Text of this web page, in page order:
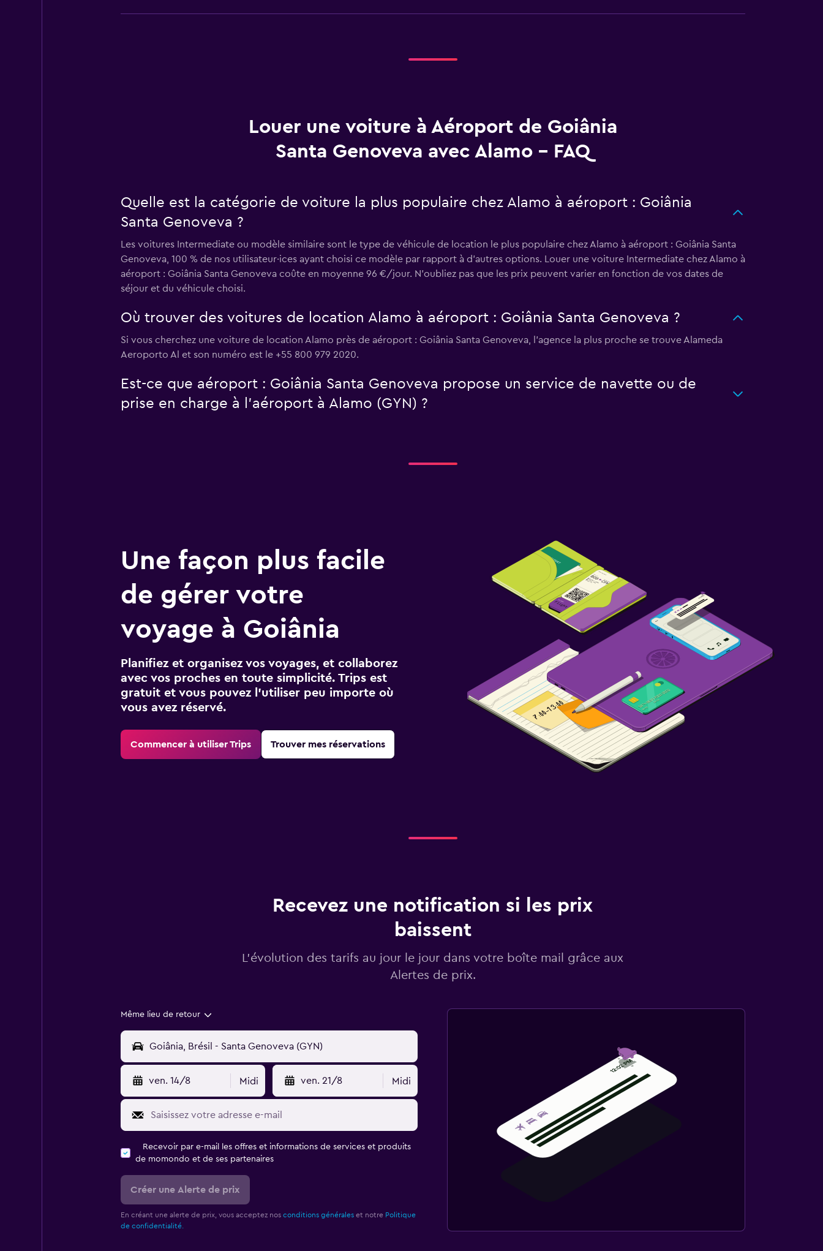
Louer une voiture à Aéroport de Goiânia
Santa Genoveva avec Alamo - FAQ
Quelle est la catégorie de voiture la plus populaire chez Alamo à aéroport : Goiânia
Santa Genoveva ?
Les voitures Intermediate ou modèle similaire sont le type de véhicule de location le plus populaire chez Alamo à aéroport : Goiânia Santa
Genoveva, 100 % de nos utilisateur·ices ayant choisi ce modèle par rapport à d’autres options. Louer une voiture Intermediate chez Alamo à
aéroport : Goiânia Santa Genoveva coûte en moyenne 96 €/jour. N'oubliez pas que les prix peuvent varier en fonction de vos dates de
séjour et du véhicule choisi.
Où trouver des voitures de location Alamo à aéroport : Goiânia Santa Genoveva ?
Si vous cherchez une voiture de location Alamo près de aéroport : Goiânia Santa Genoveva, l’agence la plus proche se trouve Alameda
Aeroporto Al et son numéro est le +55 800 979 2020.
Est-ce que aéroport : Goiânia Santa Genoveva propose un service de navette ou de
prise en charge à l’aéroport à Alamo (GYN) ?
Une façon plus facile
de gérer votre
voyage à Goiânia
Planifiez et organisez vos voyages, et collaborez
avec vos proches en toute simplicité. Trips est
gratuit et vous pouvez l’utiliser peu importe où
vous avez réservé.
Commencer à utiliser Trips Trouver mes réservations
Recevez une notification si les prix
baissent
L’évolution des tarifs au jour le jour dans votre boîte mail grâce aux
Alertes de prix.
Même lieu de retour
ven. 14/8 Midi ven. 21/8 Midi
Recevoir par e-mail les offres et informations de services et produits
de momondo et de ses partenaires
Créer une Alerte de prix
En créant une alerte de prix, vous acceptez nos conditions généraleset notre Politique
de confidentialité.